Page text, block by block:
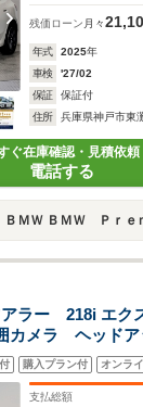
残価ローン 月々
年式 2025年
車検
'27/02
保証
保証付
住所
兵庫県神戸市東
ぐ在庫確認・見積依頼
電話する
Ｗ Ｐｒｅｍｉｕｍ Ｓｅｌｅｃｔ
ラー 218i エク
メラ ヘッド
ヴィガ
動トランク ア
被害軽減ブレー
購入プラン付 オンラ
支払総額